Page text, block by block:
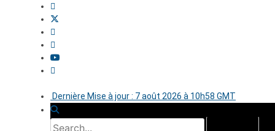
Dernière Mise à jour : 7 août 2026 à 10h58 GMT